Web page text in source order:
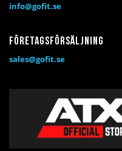
info@gofit.se
Företagsförsäljning
sales@gofit.se